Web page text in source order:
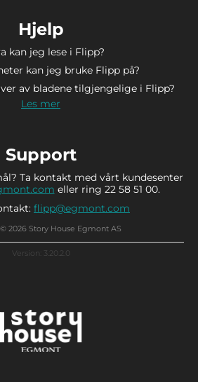
Hjelp
kan jeg lese i Flipp?
kan jeg bruke Flipp på?
av bladene tilgjengelige i Flipp?
Les mer
Support
Ta kontakt med vårt kundesenter
eller ring 22 58 51 00.
flipp@egmont.com
2026 Story House Egmont AS
Version: 3.20.2.0